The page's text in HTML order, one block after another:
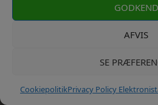
GODKEND
AFVIS
SE
CookiepolitikPrivacy Policy
6 + 4 =